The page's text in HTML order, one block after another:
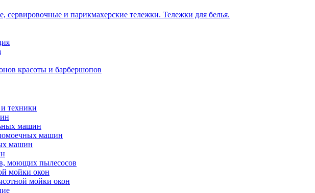
сервировочные и парикмахерские тележки. Тележки для белья.
красоты и барбершопов
техники
машин
машин
машин
моющих пылесосов
мойки окон
мойки окон